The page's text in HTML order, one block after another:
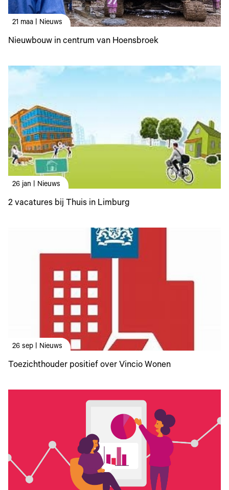
21 maa | Nieuws
Nieuwbouw in centrum van Hoensbroek
26 jan | Nieuws
2 vacatures bij Thuis in Limburg
26 sep | Nieuws
Toezichthouder positief over Vincio Wonen